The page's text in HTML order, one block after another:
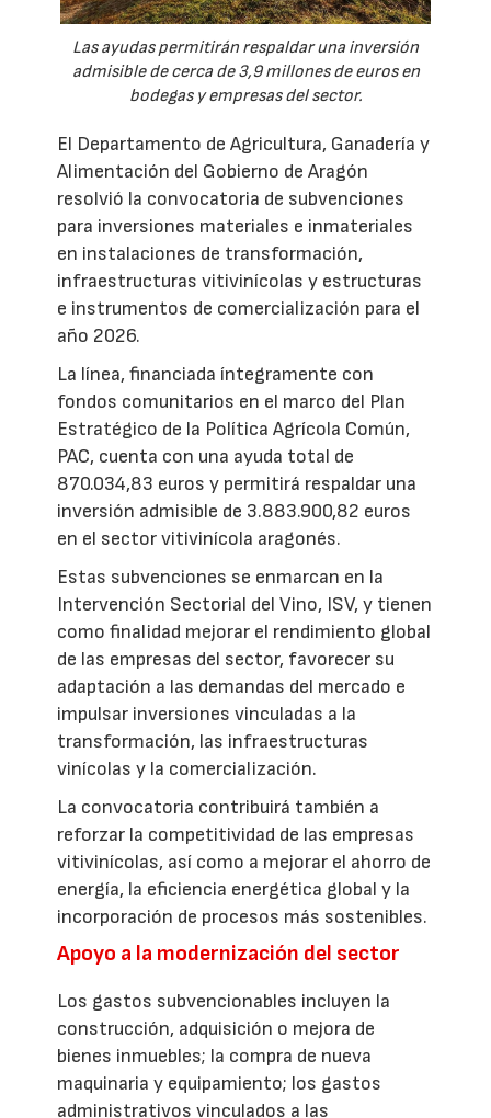
Las ayudas permitirán respaldar una inversión
admisible de cerca de 3,9 millones de euros en
bodegas y empresas del sector.
El Departamento de Agricultura, Ganadería y
Alimentación del Gobierno de Aragón
resolvió la convocatoria de subvenciones
para inversiones materiales e inmateriales
en instalaciones de transformación,
infraestructuras vitivinícolas y estructuras
e instrumentos de comercialización para el
año 2026.
La línea, financiada íntegramente con
fondos comunitarios en el marco del Plan
Estratégico de la Política Agrícola Común,
PAC, cuenta con una ayuda total de
870.034,83 euros y permitirá respaldar una
inversión admisible de 3.883.900,82 euros
en el sector vitivinícola aragonés.
Estas subvenciones se enmarcan en la
Intervención Sectorial del Vino, ISV, y tienen
como finalidad mejorar el rendimiento global
de las empresas del sector, favorecer su
adaptación a las demandas del mercado e
impulsar inversiones vinculadas a la
transformación, las infraestructuras
vinícolas y la comercialización.
La convocatoria contribuirá también a
reforzar la competitividad de las empresas
vitivinícolas, así como a mejorar el ahorro de
energía, la eficiencia energética global y la
incorporación de procesos más sostenibles.
Apoyo a la modernización del sector
Los gastos subvencionables incluyen la
construcción, adquisición o mejora de
bienes inmuebles; la compra de nueva
maquinaria y equipamiento; los gastos
administrativos vinculados a las